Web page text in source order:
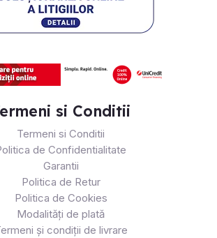
si Conditii
Termeni si Conditii
de Confidentialitate
Garantii
Politica de Retur
Politica de Cookies
Modalități de plată
și condiții de livrare